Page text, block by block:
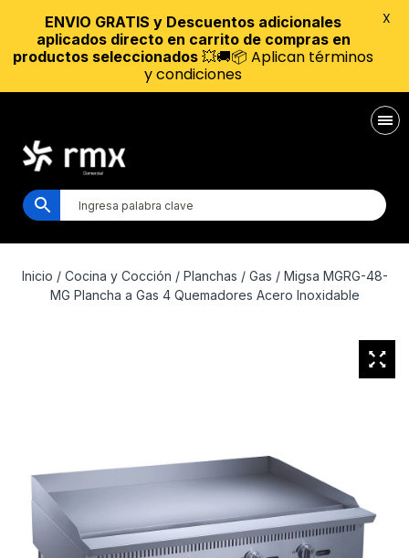
Inicio / Cocina y Cocción / Planchas / Gas / Migsa MGRG-48-
MG Plancha a Gas 4 Quemadores Acero Inoxidable
ENVIO GRATIS y Descuentos adicionales
aplicados directo en carrito de compras en
productos seleccionados 💥🚚📦 Aplican términos
y condiciones
X